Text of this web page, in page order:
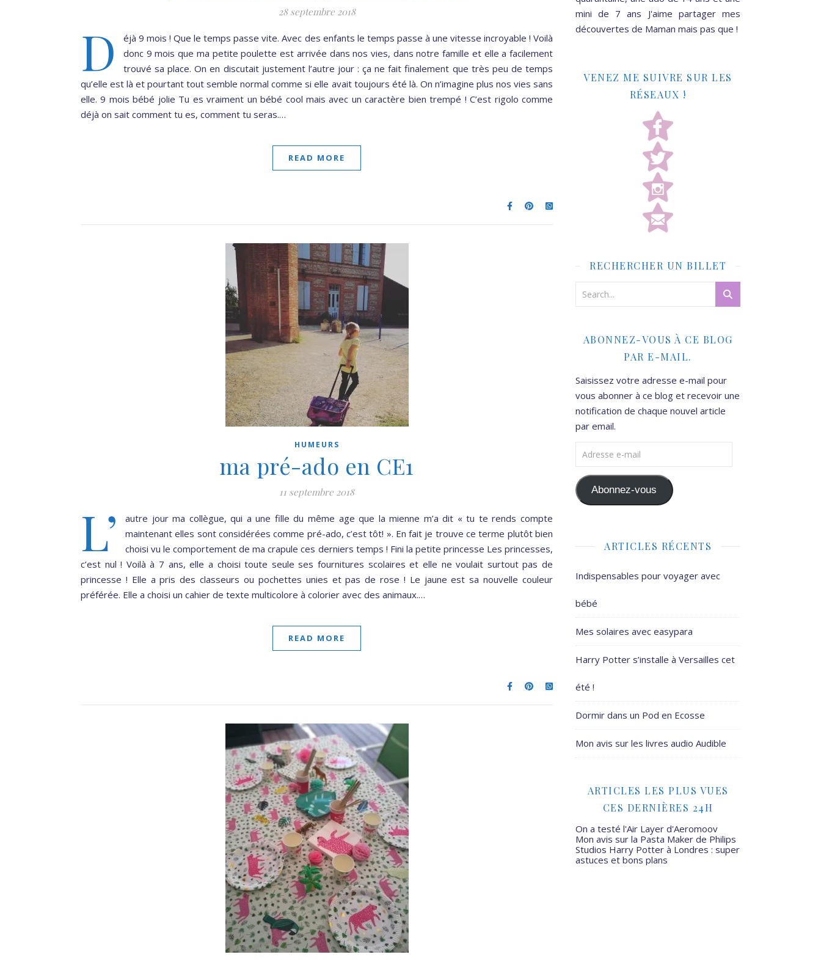
28 septembre 2018
D
éjà 9 mois ! Que le temps passe vite. Avec des enfants le temps passe à une vitesse incroyable ! Voilà
donc 9 mois que ma petite poulette est arrivée dans nos vies, dans notre famille et elle a facilement
trouvé sa place. On en discutait justement l’autre jour : ça ne fait finalement que très peu de temps
qu’elle est là et pourtant tout semble normal comme si elle avait toujours été là. On n’imagine plus nos vies sans
elle. 9 mois bébé jolie Tu es vraiment un bébé cool mais avec un caractère bien trempé ! C’est rigolo comme
déjà on sait comment tu es, comment tu seras.…
READ MORE
HUMEURS
ma pré-ado en CE1
11 septembre 2018
L’
autre jour ma collègue, qui a une fille du même age que la mienne m’a dit « tu te rends compte
maintenant elles sont considérées comme pré-ado, c’est tôt! ». En fait je trouve ce terme plutôt bien
choisi vu le comportement de ma crapule ces derniers temps ! Fini la petite princesse Les princesses,
c’est nul ! Voilà à 7 ans, elle a choisi toute seule ses fournitures scolaires et elle ne voulait surtout pas de
princesse ! Elle a pris des classeurs ou pochettes unies et pas de rose ! Le jaune est sa nouvelle couleur
préférée. Elle a choisi un cahier de texte multicolore à colorier avec des animaux.…
READ MORE
mini de 7 ans J'aime partager mes
découvertes de Maman mais pas que !
VENEZ ME SUIVRE SUR LES
RÉSEAUX !
RECHERCHER UN BILLET
ABONNEZ-VOUS À CE BLOG
PAR E-MAIL.
Saisissez votre adresse e-mail pour
vous abonner à ce blog et recevoir une
notification de chaque nouvel article
par email.
Adresse e-mail
Abonnez-vous
ARTICLES RÉCENTS
Indispensables pour voyager avec
bébé
Mes solaires avec easypara
Harry Potter s’installe à Versailles cet
été !
Dormir dans un Pod en Ecosse
Mon avis sur les livres audio Audible
ARTICLES LES PLUS VUES
CES DERNIÈRES 24H
On a testé l'Air Layer d'Aeromoov
Mon avis sur la Pasta Maker de Philips
Studios Harry Potter à Londres : super
astuces et bons plans